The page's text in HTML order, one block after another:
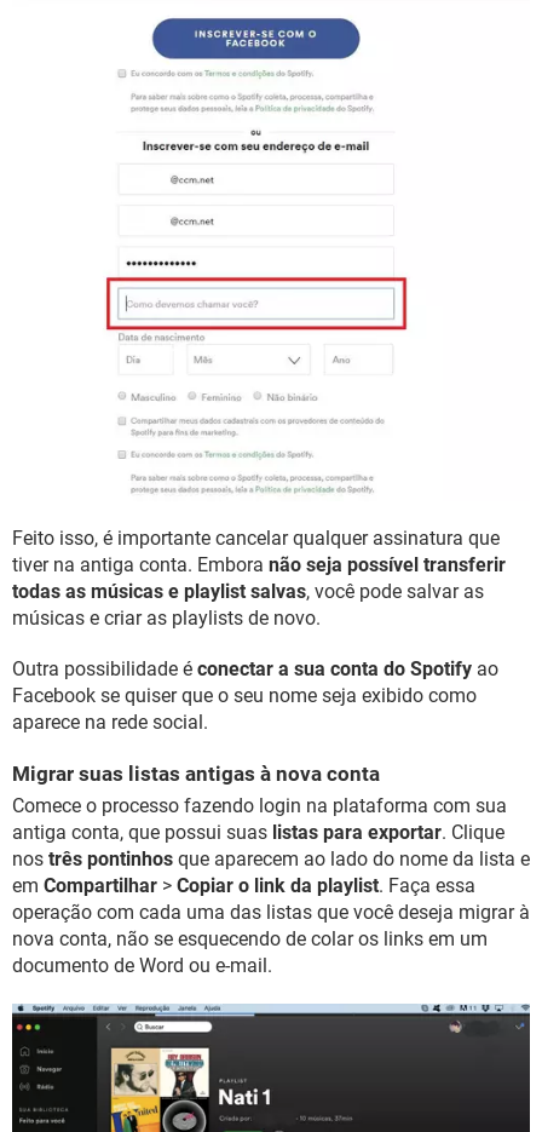
Feito isso, é importante cancelar qualquer assinatura que
tiver na antiga conta. Embora não seja possível transferir
todas as músicas e playlist salvas, você pode salvar as
músicas e criar as playlists de novo.
Outra possibilidade é conectar a sua conta do Spotify ao
Facebook se quiser que o seu nome seja exibido como
aparece na rede social.
Migrar suas listas antigas à nova conta
Comece o processo fazendo login na plataforma com sua
antiga conta, que possui suas listas para exportar. Clique
nos três pontinhos que aparecem ao lado do nome da lista e
em Compartilhar > Copiar o link da playlist. Faça essa
operação com cada uma das listas que você deseja migrar à
nova conta, não se esquecendo de colar os links em um
documento de Word ou e-mail.